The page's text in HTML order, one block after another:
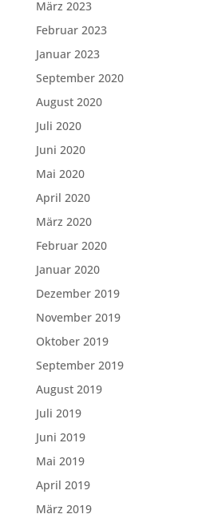
März 2023
Februar 2023
Januar 2023
September 2020
August 2020
Juli 2020
Juni 2020
Mai 2020
April 2020
März 2020
Februar 2020
Januar 2020
Dezember 2019
November 2019
Oktober 2019
September 2019
August 2019
Juli 2019
Juni 2019
Mai 2019
April 2019
März 2019